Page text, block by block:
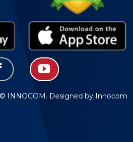
INNOCOM. Designed by Innocom